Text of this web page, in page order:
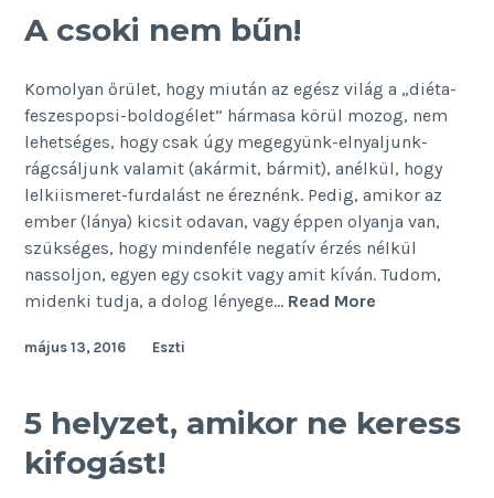
vendégeidet!
A csoki nem bűn!
Komolyan őrület, hogy miután az egész világ a „diéta-
feszespopsi-boldogélet” hármasa körül mozog, nem
lehetséges, hogy csak úgy megegyünk-elnyaljunk-
rágcsáljunk valamit (akármit, bármit), anélkül, hogy
lelkiismeret-furdalást ne éreznénk. Pedig, amikor az
ember (lánya) kicsit odavan, vagy éppen olyanja van,
szükséges, hogy mindenféle negatív érzés nélkül
nassoljon, egyen egy csokit vagy amit kíván. Tudom,
midenki tudja, a dolog lényege… Read More
május 13, 2016 Eszti
5 helyzet, amikor ne keress
kifogást!